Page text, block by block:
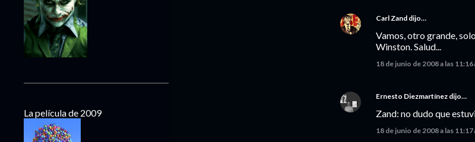
Carl Zand dijo…
Vamos, otro grande,
Winston. Salud...
18 de junio de 2008 a las 11:16
Ernesto Diezmartínez dijo…
Zand: no dudo que
18 de junio de 2008 a las 11:17
La película de 2009